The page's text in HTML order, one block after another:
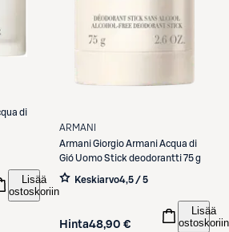
di
Lisää
ostoskoriin
ARMANI
ArmaniGiorgio Armani Acqua di
Gió Uomo Stick deodorantti 75 g
Keskiarvo4,5 / 5
Hinta48,90 €
Lisää
ostoskoriin